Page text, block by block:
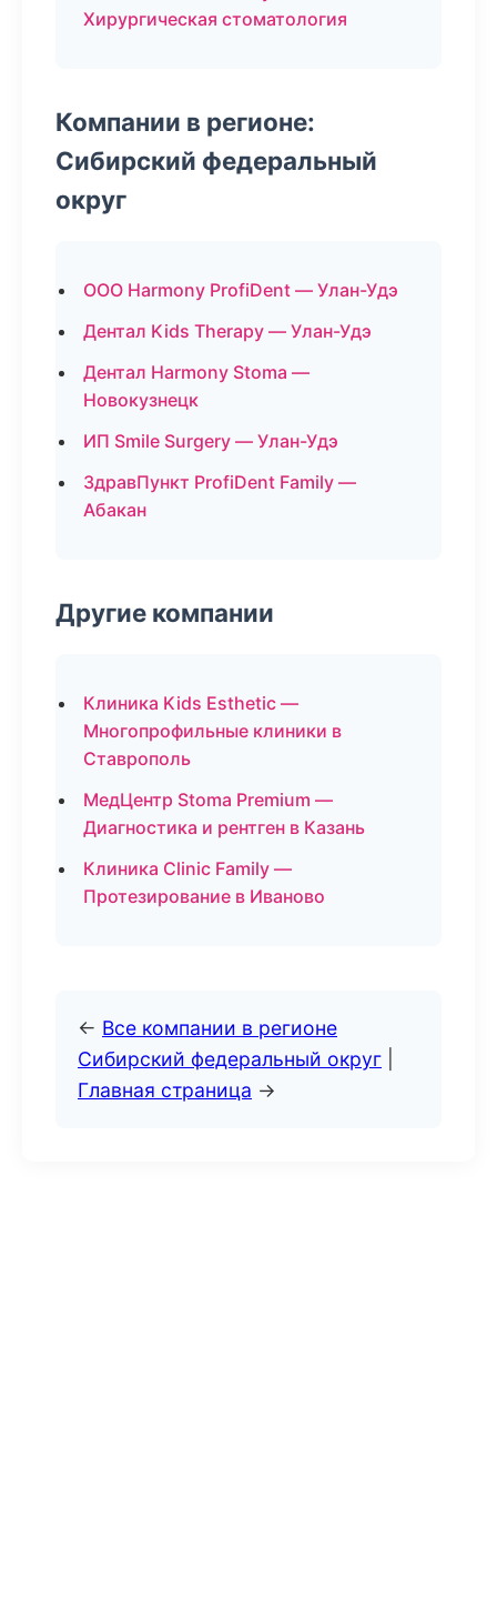
Хирургическая стоматология
Компании в регионе:
Сибирский федеральный
округ
ООО Harmony ProfiDent — Улан-Удэ
Дентал Kids Therapy — Улан-Удэ
Дентал Harmony Stoma —
Новокузнецк
ИП Smile Surgery — Улан-Удэ
ЗдравПункт ProfiDent Family —
Абакан
Другие компании
Клиника Kids Esthetic —
Многопрофильные клиники в
Ставрополь
МедЦентр Stoma Premium —
Диагностика и рентген в Казань
Клиника Clinic Family —
Протезирование в Иваново
← Все компании в регионе
Сибирский федеральный округ
Главная страница →